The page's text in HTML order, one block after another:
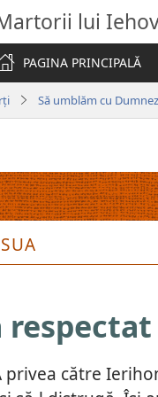
lui
PAGINA PRINCIPALĂ
Să umblăm cu
privea către